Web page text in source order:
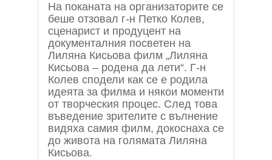
На поканата на организаторите се
беше отзовал г-н Петко Колев,
сценарист и продуцент на
документалния посветен на
Лиляна Кисьова филм „Лиляна
Кисьова – родена да лети“. Г-н
Колев сподели как се е родила
идеята за филма и някои моменти
от творческия процес. След това
въведение зрителите с вълнение
видяха самия филм, докоснаха се
до живота на голямата Лиляна
Кисьова.